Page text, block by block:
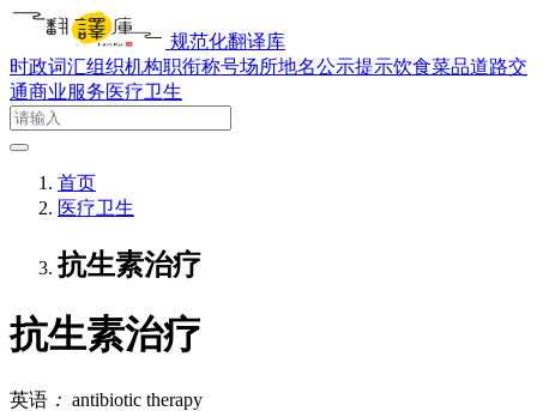
规范化翻译库
时政词汇组织机构职衔称号场所地名公示提示饮食菜品道路交
通商业服务医疗卫生
首页
医疗卫生
抗生素治疗
抗生素治疗
英语 ： antibiotic therapy